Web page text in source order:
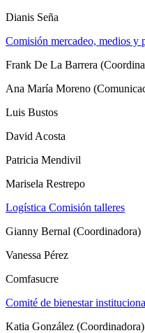
Dianis Seña
Comisión mercadeo, medios y
Frank De La Barrera
Ana María Moreno
Luis Bustos
David Acosta
Patricia Mendivil
Marisela Restrepo
Logística Comisión talleres
Gianny Bernal (Coordinadora)
Vanessa Pérez
Comfasucre
Comité de bienestar
Katia González (Coordinadora)